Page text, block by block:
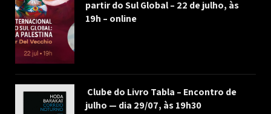
partir do Sul Global – 22 de julho, às
19h – online
Clube do Livro Tabla – Encontro de
julho — dia 29/07, às 19h30